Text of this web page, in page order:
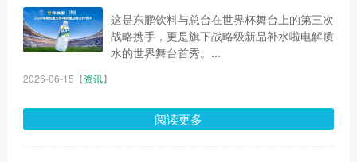
这是东鹏饮料与总台在世界杯舞台上的第三次
战略携手，更是旗下战略级新品补水啦电解质
水的世界舞台首秀。...
2026-06-15 【资讯】
阅读更多